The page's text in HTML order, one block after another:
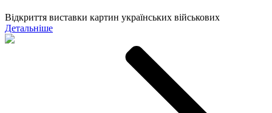
Відкриття виставки картин українських військових
Детальніше